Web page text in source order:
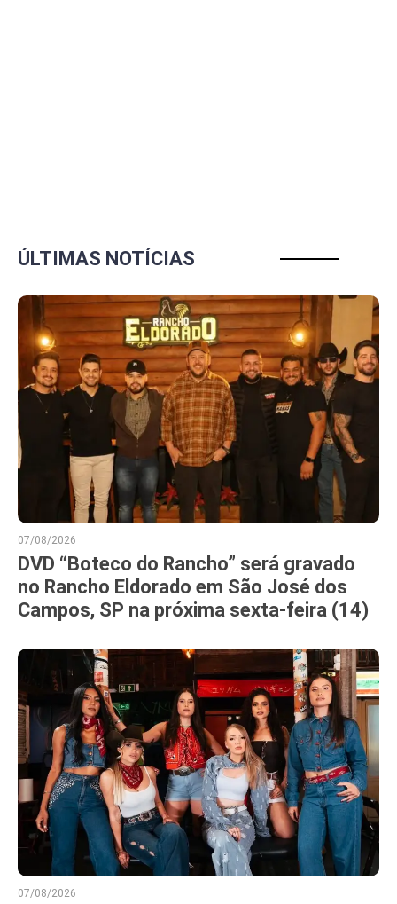
ÚLTIMAS NOTÍCIAS
07/08/2026
DVD “Boteco do Rancho” será gravado
no Rancho Eldorado em São José dos
Campos, SP na próxima sexta-feira (14)
07/08/2026